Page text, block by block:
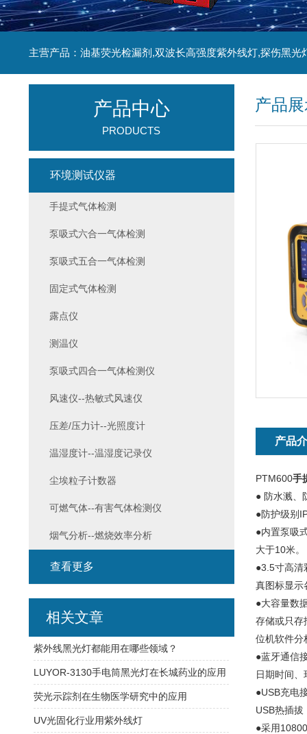
主营产品：油基荧光检漏剂,双波长高强度紫外线灯,探伤黑光
产品
产品
PTM600手
● 防水溅、
●防护级别
●内置泵吸
大于10米。
●3.5寸高清
真图标显示
●大容量数
存储或只存
位机软件分
●蓝牙通信
日期时间
●USB充电
USB热插
●采用
产品中心
PRODUCTS
环境测试仪器
手提式气体检测
泵吸式六合一气体检测
泵吸式五合一气体检测
固定式气体检测
露点仪
测温仪
泵吸式四合一气体检测仪
风速仪--热敏式风速仪
压差/压力计--光照度计
温湿度计--温湿度记录仪
尘埃粒子计数器
可燃气体--有害气体检测仪
烟气分析--燃烧效率分析
查看更多
相关文章
紫外线黑光灯都能用在哪些领域？
LUYOR-3130手电筒黑光灯在长城药业的应用
荧光示踪剂在生物医学研究中的应用
UV光固化行业用紫外线灯